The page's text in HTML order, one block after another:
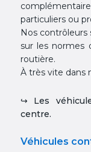
particuliers ou
Nos contrôleurs
sur les normes
routière.
À très vite dans
↪ Les
centre.
Véhicules